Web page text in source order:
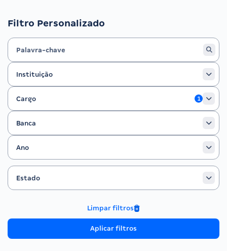
Filtro Personalizado
Instituição
Instituição
Cargo
Cargo
1
Banca
Banca
Ano
Ano
Filtrar por Estado
Estado
Estado
Limpar filtros
Aplicar filtros